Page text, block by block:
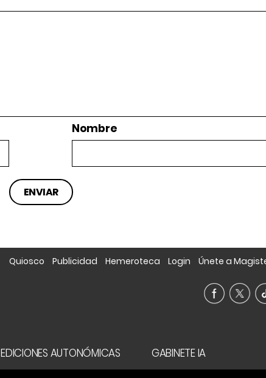
Nombre
Quiosco Publicidad Hemeroteca Login Únete a
EDICIONES AUTONÓMICAS GABINETE IA